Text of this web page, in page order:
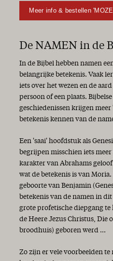
Meer info & bestellen
De NAMEN in de
In de Bijbel hebben namen
belangrijke betekenis. Vaak
iets over het wezen en de
persoon of een plaats. Bijbelse
geschiedenissen krijgen
betekenis kennen van de
Een 'saai' hoofdstuk als
begrijpen misschien iets
karakter van Abrahams geloof
wat de betekenis is van
geboorte van Benjamin
betekenis van de namen in
grote profetische diepgang
de Heere Jezus Christus, Die
broodhuis) geboren werd ...
Zo zijn er vele voorbeelden te